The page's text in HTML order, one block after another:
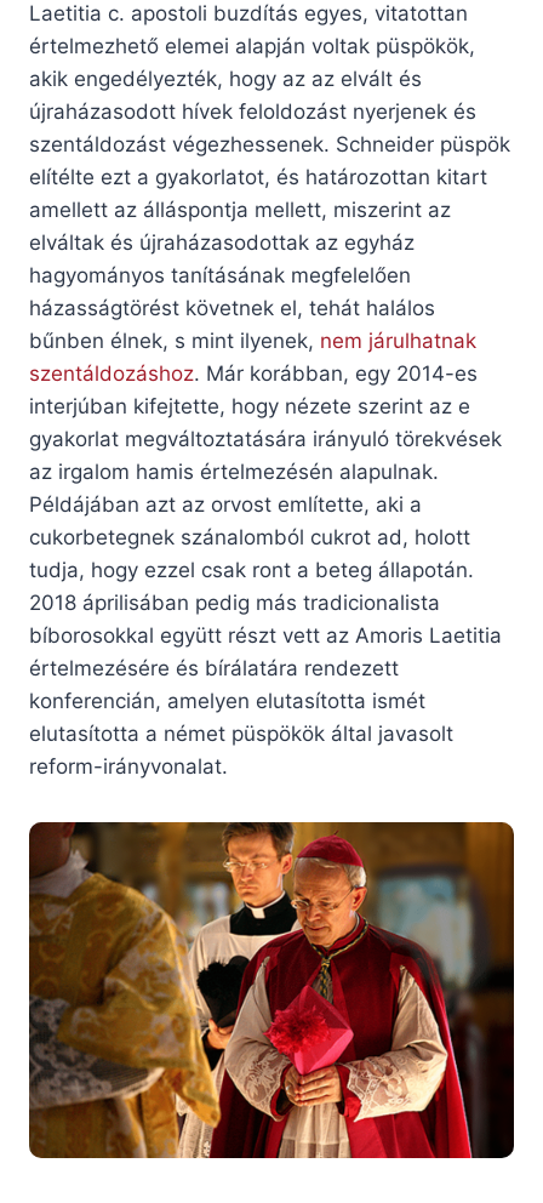
Laetitia c. apostoli buzdítás egyes, vitatottan
értelmezhető elemei alapján voltak püspökök,
akik engedélyezték, hogy az az elvált és
újraházasodott hívek feloldozást nyerjenek és
szentáldozást végezhessenek. Schneider püspök
elítélte ezt a gyakorlatot, és határozottan kitart
amellett az álláspontja mellett, miszerint az
elváltak és újraházasodottak az egyház
hagyományos tanításának megfelelően
házasságtörést követnek el, tehát halálos
bűnben élnek, s mint ilyenek, nem járulhatnak
szentáldozáshoz. Már korábban, egy 2014-es
interjúban kifejtette, hogy nézete szerint az e
gyakorlat megváltoztatására irányuló törekvések
az irgalom hamis értelmezésén alapulnak.
Példájában azt az orvost említette, aki a
cukorbetegnek szánalomból cukrot ad, holott
tudja, hogy ezzel csak ront a beteg állapotán.
2018 áprilisában pedig más tradicionalista
bíborosokkal együtt részt vett az Amoris Laetitia
értelmezésére és bírálatára rendezett
konferencián, amelyen elutasította ismét
elutasította a német püspökök által javasolt
reform-irányvonalat.